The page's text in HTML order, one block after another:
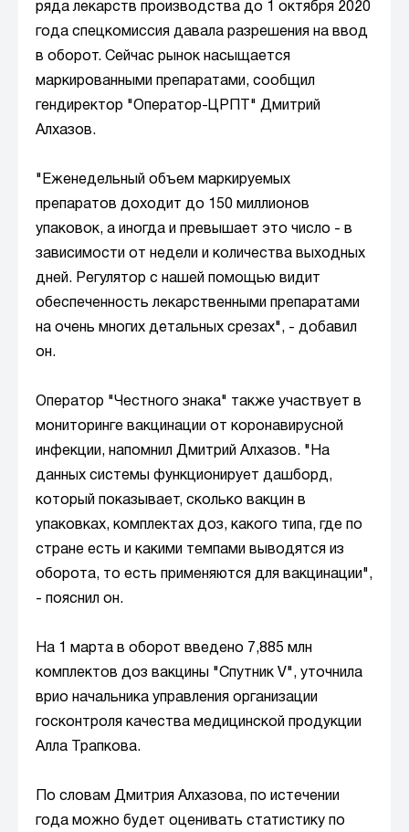
ряда лекарств производства до 1 октября 2020
года спецкомиссия давала разрешения на ввод
в оборот. Сейчас рынок насыщается
маркированными препаратами, сообщил
гендиректор "Оператор-ЦРПТ" Дмитрий
Алхазов.
"Еженедельный объем маркируемых
препаратов доходит до 150 миллионов
упаковок, а иногда и превышает это число - в
зависимости от недели и количества выходных
дней. Регулятор с нашей помощью видит
обеспеченность лекарственными препаратами
на очень многих детальных срезах", - добавил
он.
Оператор "Честного знака" также участвует в
мониторинге вакцинации от коронавирусной
инфекции, напомнил Дмитрий Алхазов. "На
данных системы функционирует дашборд,
который показывает, сколько вакцин в
упаковках, комплектах доз, какого типа, где по
стране есть и какими темпами выводятся из
оборота, то есть применяются для вакцинации",
- пояснил он.
На 1 марта в оборот введено 7,885 млн
комплектов доз вакцины "Спутник V", уточнила
врио начальника управления организации
госконтроля качества медицинской продукции
Алла Трапкова.
По словам Дмитрия Алхазова, по истечении
года можно будет оценивать статистику по